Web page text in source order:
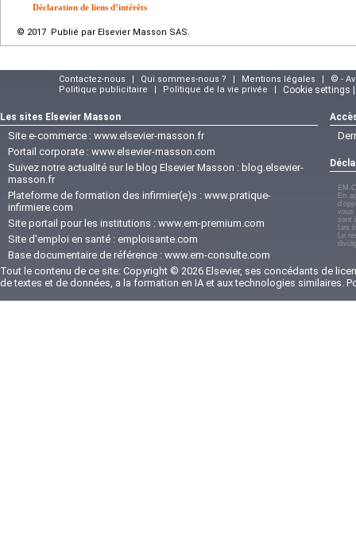
Déclaration de liens d’intérêts
© 2017 Publié par Elsevier Masson SAS.
Contactez-nous Qui sommes-nous ? Mentions légales
© -
Politique publicitaire
Politique de la vie privée Cookie settings
Les sites Elsevier Masson
Site e-commerce : www.elsevier-masson.fr
Portail corporate : www.elsevier-masson.com
Suivez notre actualité sur le blog Elsevier Masson : blog.elsevier-
masson.fr
Plateforme de formation des infirmier(e)s : www.pratique-
infirmiere.com
Site portail pour les institutions : www.em-premium.com
Site d'emploi en santé : emploisante.com
Base documentaire de référence : www.em-consulte.com
EM-
En
vous
sont
Les
Le
Tout le contenu de ce site: Copyright © 2026 Elsevier, ses concédants de
de textes et de données, a la formation en IA et aux technologies similaires.